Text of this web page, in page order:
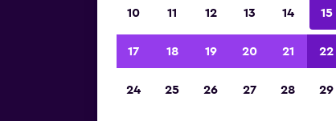
10 11 12 13 14 15
17 18 19 20 21 22
24 25 26 27 28 29